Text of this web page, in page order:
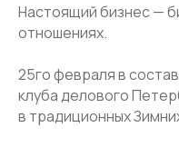
Настоящий бизнес —
отношениях.
25го февраля в
клуба делового
в традиционных